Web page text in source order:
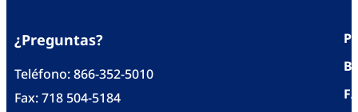
¿Preguntas?
Teléfono:866-352-5010
Fax: 718 504-5184